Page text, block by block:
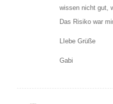
wissen nicht gut,
Das Risiko war
LIebe Grüße
Gabi